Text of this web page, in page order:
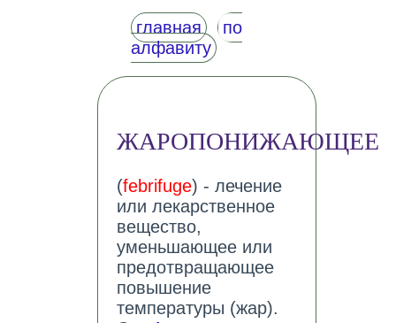
главная
по
алфавиту
ЖАРОПОНИЖАЮЩЕЕ
(febrifuge) - лечение
или лекарственное
вещество,
уменьшающее или
предотвращающее
повышение
температуры (жар).